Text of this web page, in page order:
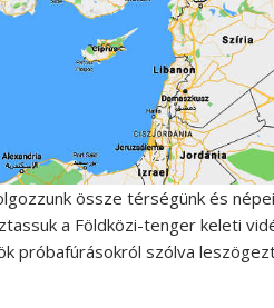
össze térségünk és
a Földközi-tenger keleti
próbafúrásokról szólva